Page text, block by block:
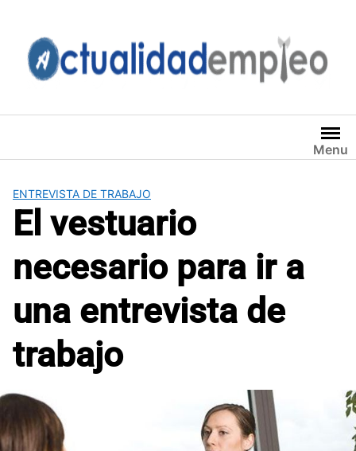
contenido
Menu
ENTREVISTA DE TRABAJO
El vestuario
necesario para ir a
una entrevista de
trabajo